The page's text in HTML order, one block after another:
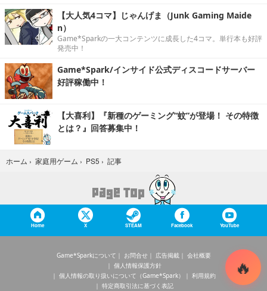
【大人気4コマ】じゃんげま（Junk Gaming Maide
n）
Game*Sparkの一大コンテンツに成長した4コマ。単行本も好評
発売中！
Game*Spark/インサイド公式ディスコードサーバー
好評稼働中！
【大喜利】『新種のゲーミング“蚊”が登場！ その特徴
とは？』回答募集中！
ホーム › 家庭用ゲーム › PS5 › 記事
Home X STEAM Facebook YouTube
Game*Sparkについて お問合せ 広告掲載
会社概要
個人情報保護方針
個人情報の取り扱いについて（Game*Spark）
利用規約
特定商取引法に基づく表記